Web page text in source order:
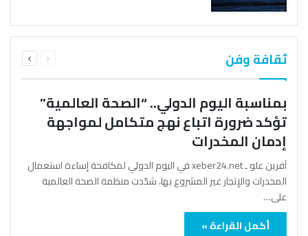
ثقافة وفن الصفحةالصفحة
بمناسبة اليوم الدولي.. “الصحة العالمية”
تؤكد ضرورة اتباع نهج متكامل لمواجهة
إدمان المخدرات
آفرين علو ـ xeber24.net في اليوم الدولي لمكافحة إساءة استعمال
المخدرات والإتجار غير المشروع بها، شدّدت منظمة الصحة العالمية
على…
أكمل القراءة »